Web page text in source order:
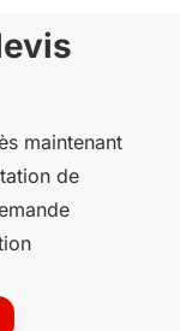
maintenant
de